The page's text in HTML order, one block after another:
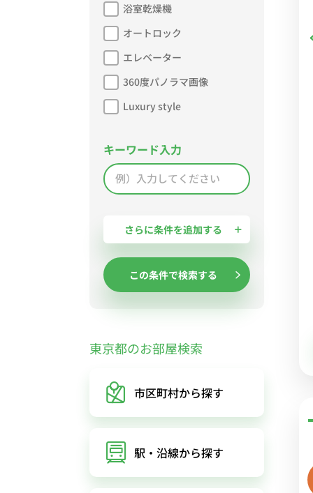
浴室乾燥機
オートロック
エレベーター
360度パノラマ画像
Luxury style
キーワード入力
さらに条件を追加する
この条件で検索する
東京都のお部屋検索
市区町村から探す
駅・沿線から探す